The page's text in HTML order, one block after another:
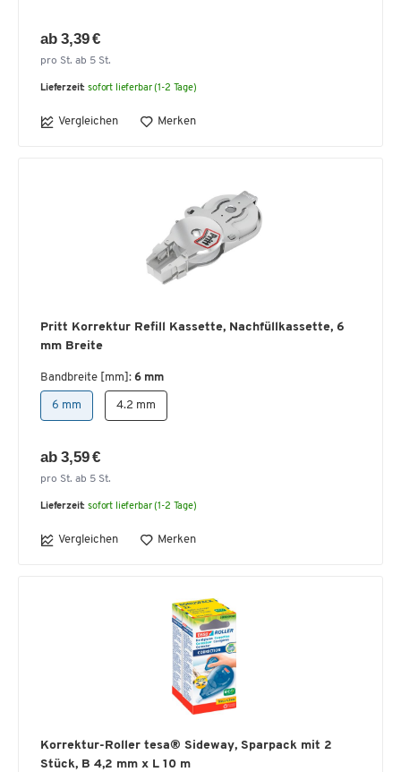
ab 3,39 €
pro St. ab 5 St.
Lieferzeit: sofort lieferbar (1-2 Tage)
Vergleichen Merken
Pritt Korrektur Refill Kassette, Nachfüllkassette, 6
mm Breite
Bandbreite [mm]: 6 mm
6 mm 4.2 mm
ab 3,59 €
pro St. ab 5 St.
Lieferzeit: sofort lieferbar (1-2 Tage)
Vergleichen Merken
Korrektur-Roller tesa® Sideway, Sparpack mit 2
Stück, B 4,2 mm x L 10 m